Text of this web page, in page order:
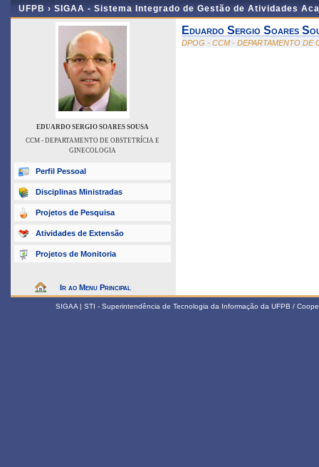
UFPB › SIGAA - Sistema Integrado de Gestão de Atividades
EDUARDO SERGIO SOARES SOUSA
CCM - DEPARTAMENTO DE OBSTETRÍCIA E
GINECOLOGIA
Perfil Pessoal
Disciplinas Ministradas
Projetos de Pesquisa
Atividades de Extensão
Projetos de Monitoria
Ir ao Menu Principal
Eduardo Sergio Soares
DPOG - CCM - DEPARTAMENTO DE
SIGAA | STI - Superintendência de Tecnologia da Informação da UFPB /